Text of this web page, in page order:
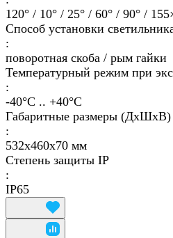
120° / 10° / 25° / 60° / 90° /
Способ установки
:
поворотная скоба / рым гайки
Температурный режим при
:
-40°С .. +40°C
Габаритные размеры (ДхШхВ)
:
532х460х70 мм
Степень защиты IP
:
IP65